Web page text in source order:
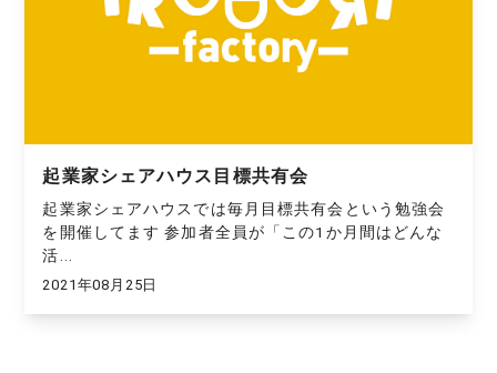
起業家シェアハウス目標共有会
起業家シェアハウスでは毎月目標共有会という勉強会
を開催してます 参加者全員が「この1か月間はどんな
活...
2021年08月25日